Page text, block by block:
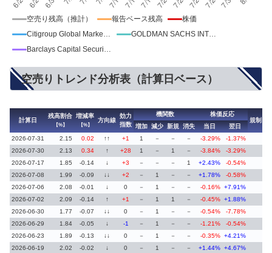
空売り残高（推計） 報告ベース残高
株価
Citigroup Global Markets Limited
GOLDMAN SACHS INTERNATIONAL
Barclays Capital Securities Ltd
空売りトレンド分析表（計算日ベース）
計算日
残高割合
【%】
増減率
【%】
方向線
効力
指数
機関数
株価反応
規制
増加 減少 新規 消失 当日
翌日
2026-07-31
2.15 0.02 ↑↑ +1 1 － － － -3.29%
-1.37%
2026-07-30
2.13 0.34 ↑ +28 1 － 1 － -3.84%
-3.29%
2026-07-17
1.85 -0.14 ↓ +3 － － － 1 +2.43%
-0.54%
2026-07-08
1.99 -0.09 ↓↓ +2 － 1 － － +1.78%
-0.58%
2026-07-06
2.08 -0.01 ↓ 0 － 1 － － -0.16% +7.91%
2026-07-02
2.09 -0.14 ↑ +1 － 1 1 － -0.45% +1.88%
2026-06-30
1.77 -0.07 ↓↓ 0 － 1 － － -0.54%
-7.78%
2026-06-29
1.84 -0.05 ↓ -1 － 1 － － -1.21%
-0.54%
2026-06-23
1.89 -0.13 ↓↓ 0 － 1 － － -0.35% +4.21%
2026-06-19
2.02 -0.02 ↓ 0 － 1 － － +1.44% +4.67%